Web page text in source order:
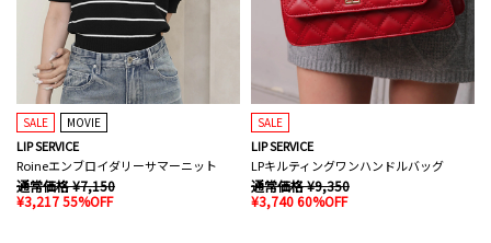
SALE MOVIE
LIP SERVICE
Roineエンブロイダリーサマーニット
通常価格 ¥7,150
¥3,217 55%OFF
SALE
LIP SERVICE
LPキルティングワンハンドルバッグ
通常価格 ¥9,350
¥3,740 60%OFF